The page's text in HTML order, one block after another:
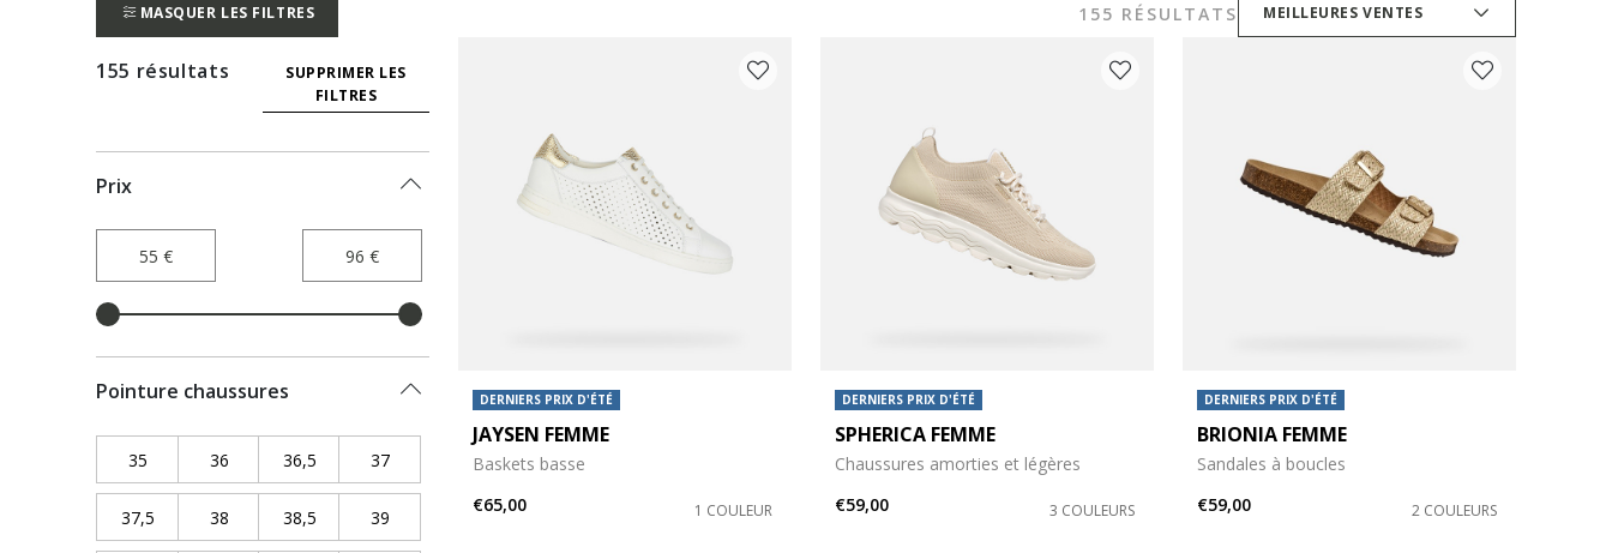
MASQUER LES FILTRES 155 RÉSULTATS MEILLEURES VENTES
155 résultats
SUPPRIMER LES
FILTRES
Prix
Pointure chaussures
35 Refine by Pointure chaussures: 35
36 Refine by Pointure chaussures: 36
36,5 Refine by Pointure chaussures: 36,5
37Refine by Pointure chaussures: 37
37,5 Refine by Pointure chaussures: 37,5
38 Refine by Pointure chaussures: 38
38,5 Refine by Pointure chaussures: 38,5
39 Refine by Pointure chaussures: 39
DERNIERS PRIX D'ÉTÉ
JAYSEN FEMME
Baskets basse
€65,00
1 COULEUR
DERNIERS PRIX D'ÉTÉ
SPHERICA FEMME
Chaussures amorties et légères
€59,00
3 COULEURS
DERNIERS PRIX D'ÉTÉ
BRIONIA FEMME
Sandales à boucles
€59,00
2 COULEURS